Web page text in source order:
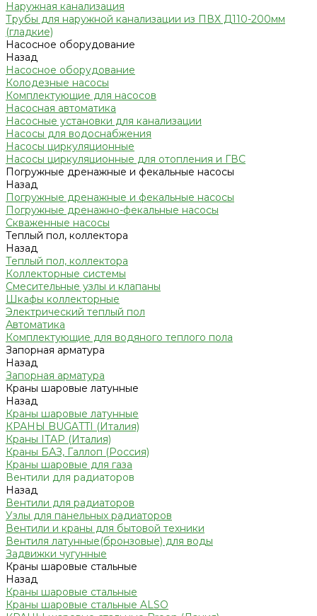
Наружная канализация
Трубы для наружной канализации из ПВХ Д110-200мм
(гладкие)
Насосное оборудование
Назад
Насосное оборудование
Колодезные насосы
Комплектующие для насосов
Насосная автоматика
Насосные установки для канализации
Насосы для водоснабжения
Насосы циркуляционные
Насосы циркуляционные для отопления и ГВС
Погружные дренажные и фекальные насосы
Назад
Погружные дренажные и фекальные насосы
Погружные дренажно-фекальные насосы
Скваженные насосы
Теплый пол, коллектора
Назад
Теплый пол, коллектора
Коллекторные системы
Смесительные узлы и клапаны
Шкафы коллекторные
Электрический теплый пол
Автоматика
Комплектующие для водяного теплого пола
Запорная арматура
Назад
Запорная арматура
Краны шаровые латунные
Назад
Краны шаровые латунные
КРАНЫ BUGATTI (Италия)
Краны ITAP (Италия)
Краны БАЗ, Галлоп (Россия)
Краны шаровые для газа
Вентили для радиаторов
Назад
Вентили для радиаторов
Узлы для панельных радиаторов
Вентили и краны для бытовой техники
Вентиля латунные(бронзовые) для воды
Задвижки чугунные
Краны шаровые стальные
Назад
Краны шаровые стальные
Краны шаровые стальные ALSO